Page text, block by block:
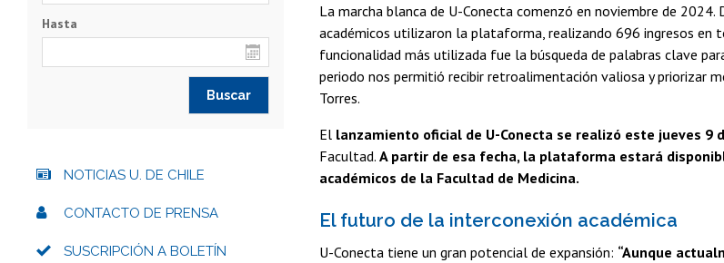
La marcha blanca de U-Conecta comenzó en noviembre de
académicos utilizaron la plataforma, realizando 696 ingresos en
funcionalidad más utilizada fue la búsqueda de palabras clave
periodo nos permitió recibir retroalimentación valiosa y priorizar
Torres.
El lanzamiento oficial de U-Conecta se realizó este jueves 9
Facultad. A partir de esa fecha, la plataforma estará
académicos de la Facultad de Medicina.
El futuro de la interconexión académica
U-Conecta tiene un gran potencial de expansión: “Aunque
Hasta
NOTICIAS U. DE CHILE
CONTACTO DE PRENSA
SUSCRIPCIÓN A BOLETÍN